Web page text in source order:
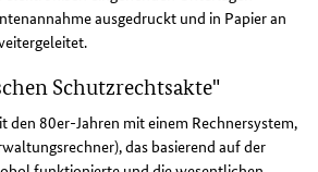
ausgedruckt und in Papier an
Schutzrechtsakte"
den 80er-Jahren mit einem Rechnersystem,
das basierend auf der